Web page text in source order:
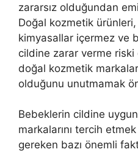
zararsız olduğundan
Doğal kozmetik
kimyasallar içermez ve
cildine zarar verme
doğal kozmetik
olduğunu unutmamak
Bebeklerin cildine
markalarını tercih
gereken bazı önemli